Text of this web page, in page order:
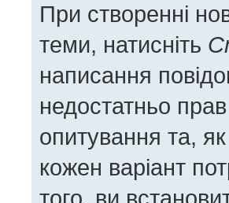
При створенні
теми, натисніть
написання
недостатньо
опитування та, як
кожен варіант